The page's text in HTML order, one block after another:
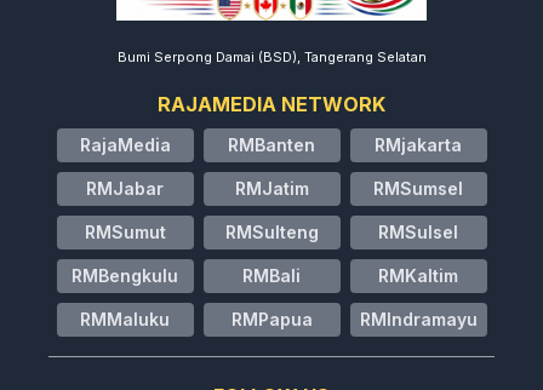
Bumi Serpong Damai (BSD), Tangerang Selatan
RAJAMEDIA NETWORK
RajaMedia RMBanten RMjakarta
RMJabar RMJatim RMSumsel
RMSumut RMSulteng RMSulsel
RMBengkulu RMBali RMKaltim
RMMaluku RMPapua RMIndramayu